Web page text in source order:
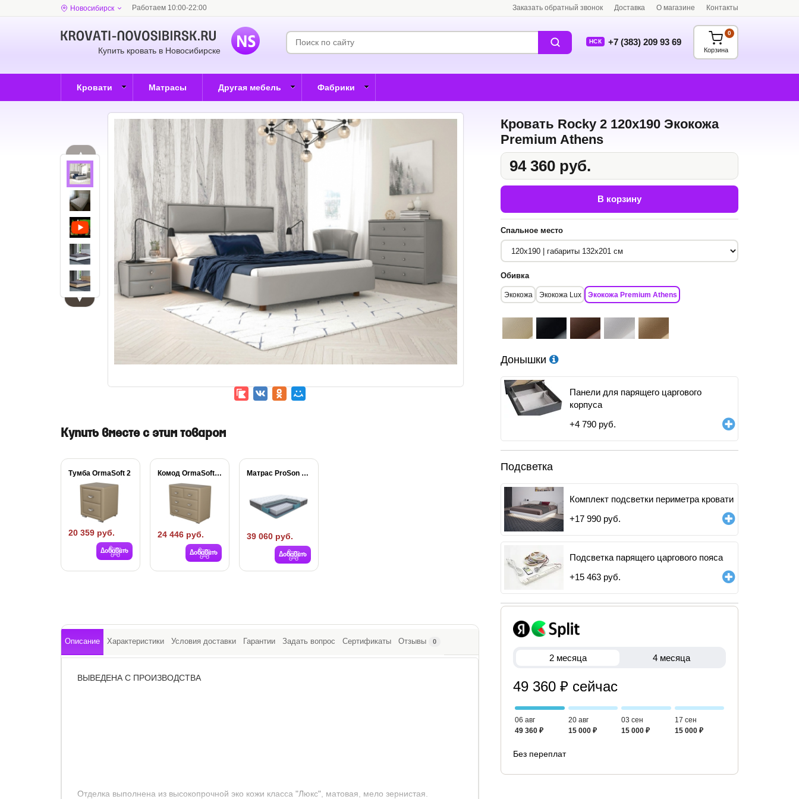
Новосибирск Работаем 10:00-22:00 Заказать обратный звонок Доставка О магазине Контакты
Купить кровать в Новосибирске
НСК +7 (383) 209 93 69
Корзина
0
Кровати Матрасы Другая мебель Фабрики
▲
▼
Кровать Rocky 2 120x190 Экокожа
Premium Athens
94 360 руб.
В корзину
Спальное место
Обивка
Экокожа Экокожа Lux Экокожа Premium Athens
Донышки
Панели для парящего царгового
корпуса
+4 790 руб.
Подсветка
Комплект подсветки периметра кровати
+17 990 руб.
Подсветка парящего царгового пояса
+15 463 руб.
2 месяца 4 месяца
49 360 ₽ сейчас
06 авг
49 360 ₽
20 авг
15 000 ₽
03 сен
15 000 ₽
17 сен
15 000 ₽
Без переплат
Купить вместе с этим товаром
Тумба OrmaSoft 2
20 359 руб.
Добавить
Комод OrmaSoft 2...
24 446 руб.
Добавить
Матрас ProSon Prestige...
39 060 руб.
Добавить
Описание Характеристики Условия доставки Гарантии Задать вопрос Сертификаты Отзывы 0
ВЫВЕДЕНА С ПРОИЗВОДСТВА
Отделка выполнена из высокопрочной эко кожи класса "Люкс", матовая, мело зернистая.